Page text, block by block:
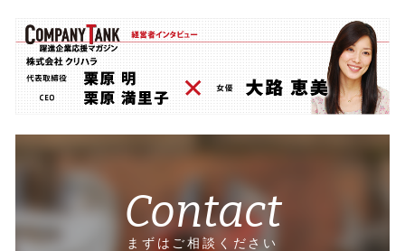
Contact
まずはご相談ください